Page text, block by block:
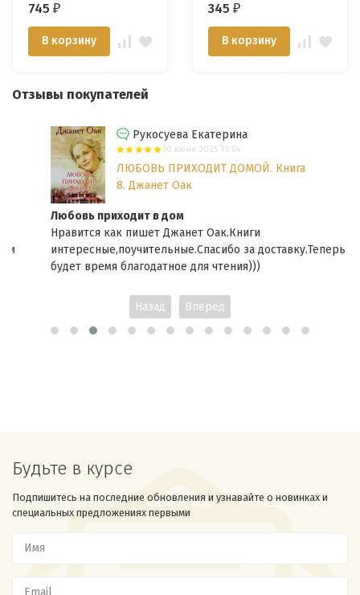
745 ₽
В корзину
345 ₽
В корзину
Отзывы покупателей
Рукосуева Екатерина
10 июня 2025 13:54
ЛЮБОВЬ ПРИХОДИТ ДОМОЙ. Книга
8. Джанет Оак
Любовь приходит в дом
Нравится как пишет Джанет Оак.Книги
интересные,поучительные.Спасибо за доставку.Теперь
будет время благодатное для чтения)))
Назад Вперед
Будьте в курсе
Подпишитесь на последние обновления и узнавайте о новинках и
специальных предложениях первыми